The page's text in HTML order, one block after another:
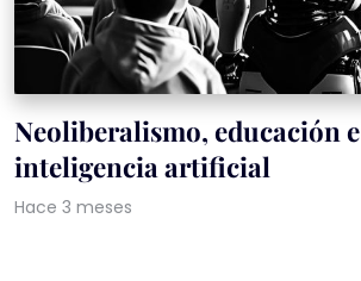
Neoliberalismo, educación e
inteligencia artificial
Hace 3 meses